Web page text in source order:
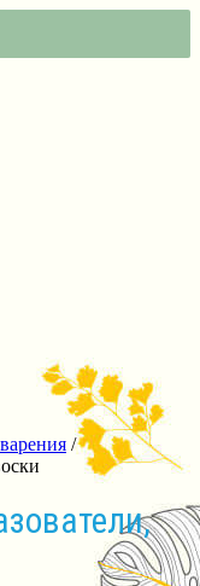
/